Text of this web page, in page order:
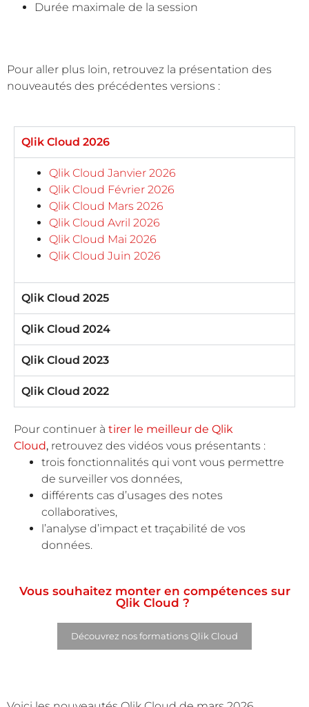
Durée maximale de la session
Pour aller plus loin, retrouvez la présentation des
nouveautés des précédentes versions :
Qlik Cloud 2026
Qlik Cloud Janvier 2026
Qlik Cloud Février 2026
Qlik Cloud Mars 2026
Qlik Cloud Avril 2026
Qlik Cloud Mai 2026
Qlik Cloud Juin 2026
Qlik Cloud 2025
Qlik Cloud 2024
Qlik Cloud 2023
Qlik Cloud 2022
Pour continuer à tirer le meilleur de Qlik
Cloud, retrouvez des vidéos vous présentants :
trois fonctionnalités qui vont vous permettre
de surveiller vos données,
différents cas d’usages des notes
collaboratives,
l’analyse d’impact et traçabilité de vos
données.
Vous souhaitez monter en compétences sur
Qlik Cloud ?
Découvrez nos formations Qlik Cloud